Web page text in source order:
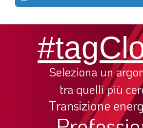
Seleziona un
tra quelli più
Transizione